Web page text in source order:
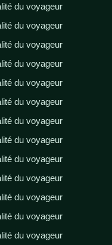
du voyageur
du voyageur
du voyageur
du voyageur
du voyageur
du voyageur
du voyageur
du voyageur
du voyageur
du voyageur
du voyageur
du voyageur
du voyageur